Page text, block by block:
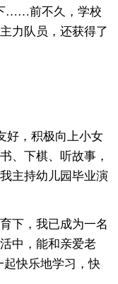
……前不久，学校
力队员，还获得了
好，积极向上小女
、下棋、听故事，
主持幼儿园毕业演
下，我已成为一名
中，能和亲爱老
快乐地学习，快